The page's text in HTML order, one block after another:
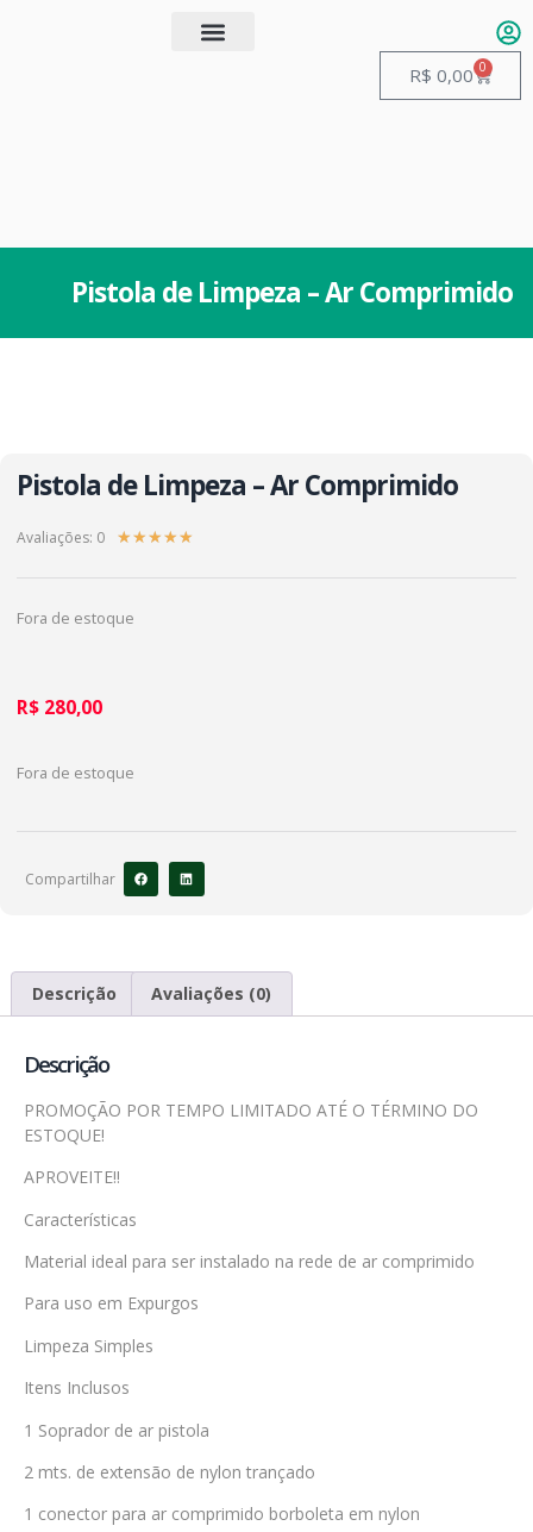
R$ 0,00 0
Pistola de Limpeza – Ar Comprimido
Pistola de Limpeza – Ar Comprimido
Avaliações: 0 ★★★★★
Fora de estoque
R$ 280,00
Fora de estoque
Compartilhar
Descrição Avaliações (0)
Descrição
PROMOÇÃO POR TEMPO LIMITADO ATÉ O TÉRMINO DO
ESTOQUE!
APROVEITE!!
Características
Material ideal para ser instalado na rede de ar comprimido
Para uso em Expurgos
Limpeza Simples
Itens Inclusos
1 Soprador de ar pistola
2 mts. de extensão de nylon trançado
1 conector para ar comprimido borboleta em nylon